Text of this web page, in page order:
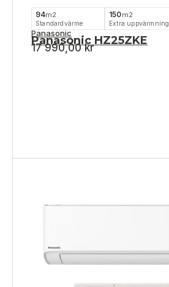
94m2
Standardvärme
150m2
Extra uppvärmning
Panasonic
Panasonic HZ25ZKE
17 990,00kr